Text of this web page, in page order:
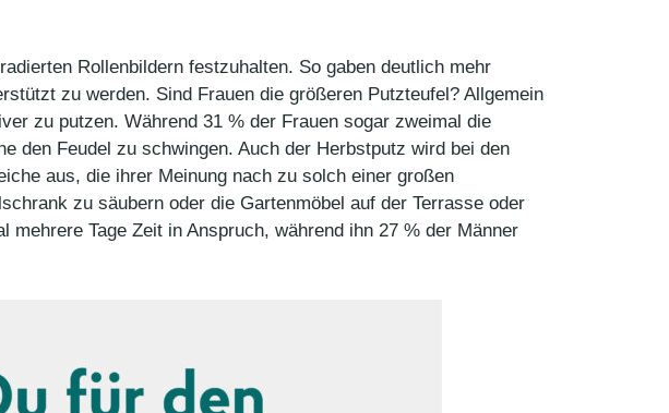
Rollenbildern festzuhalten. So gaben deutlich mehr
zu werden. Sind Frauen die größeren Putzteufel? Allgemein
zu putzen. Während 31 % der Frauen sogar zweimal die
den Feudel zu schwingen. Auch der Herbstputz wird bei den
aus, die ihrer Meinung nach zu solch einer großen
zu säubern oder die Gartenmöbel auf der Terrasse oder
Tage Zeit in Anspruch, während ihn 27 % der Männer